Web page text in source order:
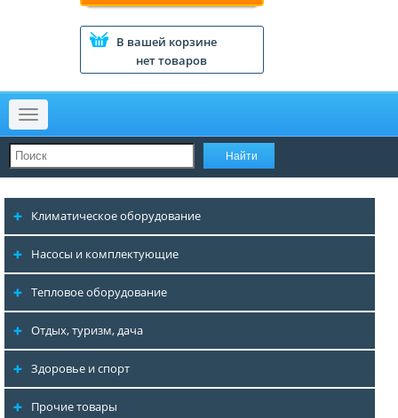
В вашей корзине
нет товаров
Меню
Климатическое оборудование
Насосы и комплектующие
Тепловое оборудование
Отдых, туризм, дача
Здоровье и спорт
Прочие товары